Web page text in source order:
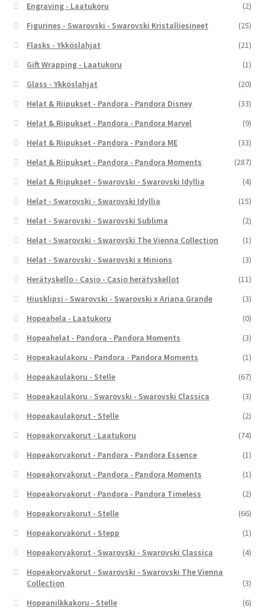
Engraving - Laatukoru
(2)
Figurines - Swarovski - Swarovski Kristalliesineet
(25)
Flasks - Ykköslahjat
(21)
Gift Wrapping - Laatukoru
(1)
Glass - Ykköslahjat
(20)
Helat & Riipukset - Pandora - Pandora Disney
(33)
Helat & Riipukset - Pandora - Pandora Marvel
(9)
Helat & Riipukset - Pandora - Pandora ME
(33)
Helat & Riipukset - Pandora - Pandora Moments
(287)
Helat & Riipukset - Swarovski - Swarovski Idyllia
(4)
Helat - Swarovski - Swarovski Idyllia
(15)
Helat - Swarovski - Swarovski Sublima
(2)
Helat - Swarovski - Swarovski The Vienna Collection
(1)
Helat - Swarovski - Swarovski x Minions
(3)
Herätyskello - Casio - Casio herätyskellot
(11)
Hiusklipsi - Swarovski - Swarovski x Ariana Grande
(3)
Hopeahela - Laatukoru
(0)
Hopeahelat - Pandora - Pandora Moments
(3)
Hopeakaulakoru - Pandora - Pandora Moments
(1)
Hopeakaulakoru - Stelle
(67)
Hopeakaulakoru - Swarovski - Swarovski Classica
(3)
Hopeakaulakorut - Stelle
(2)
Hopeakorvakorut - Laatukoru
(74)
Hopeakorvakorut - Pandora - Pandora Essence
(1)
Hopeakorvakorut - Pandora - Pandora Moments
(1)
Hopeakorvakorut - Pandora - Pandora Timeless
(2)
Hopeakorvakorut - Stelle
(66)
Hopeakorvakorut - Stepp
(1)
Hopeakorvakorut - Swarovski - Swarovski Classica
(4)
Hopeakorvakorut - Swarovski - Swarovski The Vienna
Collection
(3)
Hopeanilkkakoru - Stelle
(6)